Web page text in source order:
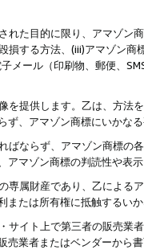
れた目的に限り、アマゾン
損する方法、(iii)アマゾン
メール（印刷物、郵便、
を提供します。乙は、方
ず、アマゾン商標にいかな
ばならず、アマゾン商標
アマゾン商標の判読性や表
専属財産であり、乙による
または所有権に抵触するい
サイト上で第三者の販売
売業者またはベンダーから